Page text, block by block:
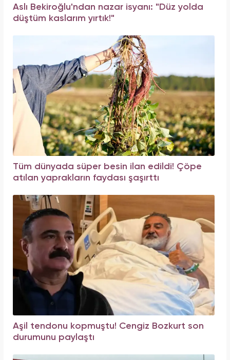
Aslı Bekiroğlu'ndan nazar isyanı: "Düz yolda
düştüm kaslarım yırtık!"
Tüm dünyada süper besin ilan edildi! Çöpe
atılan yaprakların faydası şaşırttı
Aşil tendonu kopmuştu! Cengiz Bozkurt son
durumunu paylaştı